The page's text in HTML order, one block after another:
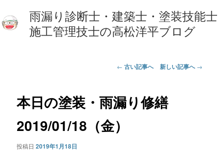
雨漏り診断士・建築士・塗装技能士
施工管理技士の高松洋平ブログ
投
ビ
ゲ
シ
← 古い記事へ 新しい記事へ→
本日の塗装・雨漏り修繕
2019/01/18（金）
投稿日2019年1月18日